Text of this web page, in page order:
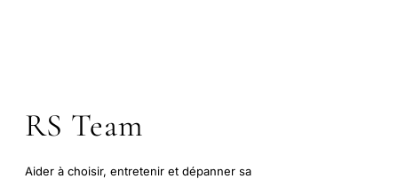
RS Team
Aider à choisir, entretenir et dépanner sa